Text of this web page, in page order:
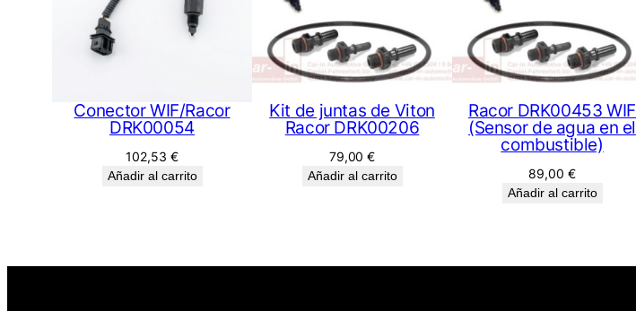
Conector WIF/Racor
DRK00054
102,53 €
Añadir al carrito
Kit de juntas de Viton
Racor DRK00206
79,00€
Añadir al carrito
Racor DRK00453 WIF
(Sensor de agua en el
combustible)
89,00 €
Añadir al carrito